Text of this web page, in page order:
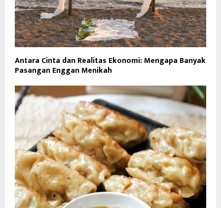
Antara Cinta dan Realitas Ekonomi: Mengapa Banyak
Pasangan Enggan Menikah